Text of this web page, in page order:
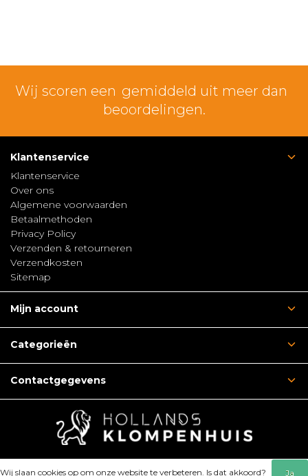
Wij scoren een gemiddeld uit meer dan
beoordelingen.
Klantenservice
Klantenservice
Over ons
Algemene voorwaarden
Betaalmethoden
Privacy Policy
Verzenden & retourneren
Verzendkosten
Sitemap
Mijn account
Categorieën
Contactgegevens
Wij slaan cookies op om onze website te verbeteren. Is dat akkoord? Ja